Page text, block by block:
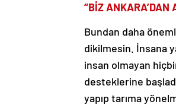
“BİZ ANKARA’DAN
Bundan daha
dikilmesin. İnsana
insan olmayan
desteklerine
yapıp tarıma